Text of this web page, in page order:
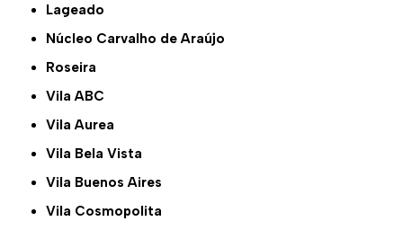
Lageado
Núcleo Carvalho de Araújo
Roseira
Vila ABC
Vila Aurea
Vila Bela Vista
Vila Buenos Aires
Vila Cosmopolita